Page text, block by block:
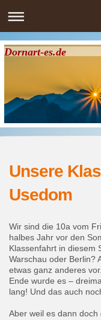
Dornart-es.de
Unsere
Usedom
Wir sind die 10a vom
halbes Jahr vor den
Klassenfahrt in diesem
Warschau oder Berlin?
etwas ganz anderes
Ende wurde es –
lang! Und das auch
Aber weil es dann